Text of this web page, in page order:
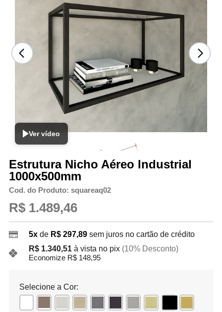
Ver vídeo
Estrutura Nicho Aéreo Industrial
1000x500mm
Cod. do Produto: squareaq02
R$ 1.489,46
5xde R$ 297,89 sem juros no cartão de crédito
R$ 1.340,51 à vista no pix (10% Desconto)
Economize R$ 148,95
Selecione a Cor: